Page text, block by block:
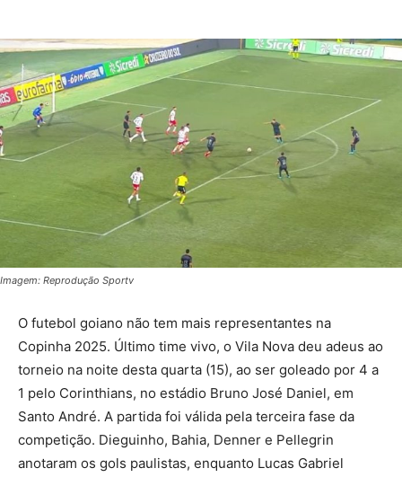
Imagem: Reprodução Sportv
O futebol goiano não tem mais representantes na
Copinha 2025. Último time vivo, o Vila Nova deu adeus ao
torneio na noite desta quarta (15), ao ser goleado por 4 a
1 pelo Corinthians, no estádio Bruno José Daniel, em
Santo André. A partida foi válida pela terceira fase da
competição. Dieguinho, Bahia, Denner e Pellegrin
anotaram os gols paulistas, enquanto Lucas Gabriel